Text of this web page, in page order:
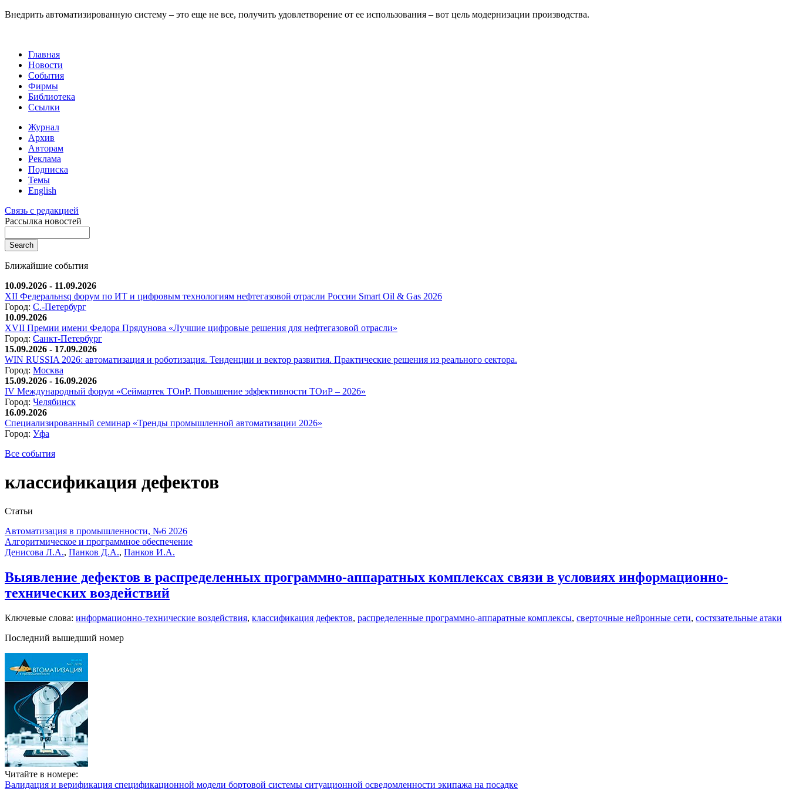
Внедрить автоматизированную систему – это еще не все, получить удовлетворение от ее использования – вот цель модернизации производства.
Главная
Новости
События
Фирмы
Библиотека
Ссылки
Журнал
Архив
Авторам
Реклама
Подписка
Темы
English
Связь с редакцией
Рассылка новостей
Ближайшие события
10.09.2026 - 11.09.2026
XII Федеральнsq форум по ИТ и цифровым технологиям нефтегазовой отрасли России Smart Oil & Gas 2026
Город: С.-Петербург
10.09.2026
XVII Премии имени Федора Прядунова «Лучшие цифровые решения для нефтегазовой отрасли»
Город: Санкт-Петербург
15.09.2026 - 17.09.2026
WIN RUSSIA 2026: автоматизация и роботизация. Тенденции и вектор развития. Практические решения из реального сектора.
Город: Москва
15.09.2026 - 16.09.2026
IV Международный форум «Сеймартек ТОиР. Повышение эффективности ТОиР – 2026»
Город: Челябинск
16.09.2026
Специализированный семинар «Тренды промышленной автоматизации 2026»
Город: Уфа
Все события
классификация дефектов
Статьи
Автоматизация в промышленности, №6 2026
Алгоритмическое и программное обеспечение
Денисова Л.А., Панков Д.А., Панков И.А.
Выявление дефектов в распределенных программно-аппаратных комплексах связи в условиях информационно-
технических воздействий
Ключевые слова: информационно-технические воздействия, классификация дефектов, распределенные программно-аппаратные комплексы, сверточные нейронные сети, состязательные атаки
Последний вышедший номер
Читайте в номере:
Валидация и верификация спецификационной модели бортовой системы ситуационной осведомленности экипажа на посадке